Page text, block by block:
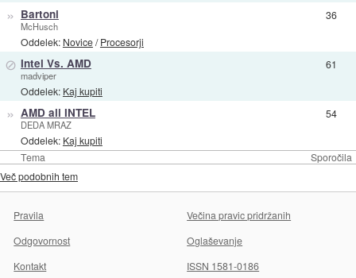
Tema Sporočila
» Bartoni
McHusch
Oddelek: Novice/Procesorji
36
⊘ Intel Vs. AMD
madviper
Oddelek: Kaj kupiti
61
» AMD ali INTEL
DEDA MRAZ
Oddelek: Kaj kupiti
54
Več podobnih tem
Pravila
Večina pravic pridržanih
Odgovornost
Oglaševanje
Kontakt
ISSN 1581-0186